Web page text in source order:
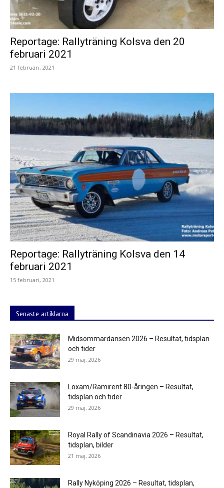
Reportage: Rallyträning Kolsva den 20
februari 2021
21 februari, 2021
Reportage: Rallyträning Kolsva den 14
februari 2021
15 februari, 2021
Senaste artiklarna
Midsommardansen 2026 – Resultat, tidsplan
och tider
29 maj, 2026
Loxam/Ramirent 80-åringen – Resultat,
tidsplan och tider
29 maj, 2026
Royal Rally of Scandinavia 2026 – Resultat,
tidsplan, bilder
21 maj, 2026
Rally Nyköping 2026 – Resultat, tidsplan,